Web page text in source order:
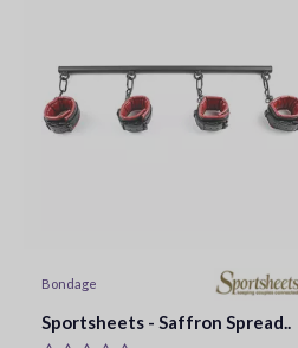
Bondage
Sportsheets - Saffron Spread..